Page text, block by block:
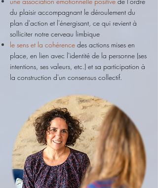
du plaisir accompagnant le déroulement du
plan d'action et l'énergisant, ce qui revient à
solliciter notre cerveau limbique
le sens et la cohérence des actions mises en
place, en lien avec l'identité de la personne (ses
intentions, ses valeurs, etc.) et sa participation à
la construction d'un consensus collectif.